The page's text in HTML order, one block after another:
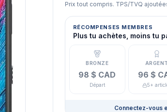
Prix tout compris. TPS/TVQ
RÉCOMPENSES MEMBRES
Plus tu achètes, moins tu
BRONZE
98 $ CAD
Départ
ARGENT
96 $
5+
Connectez-vous